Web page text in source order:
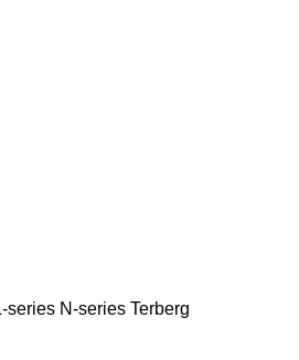
series N-series Terberg